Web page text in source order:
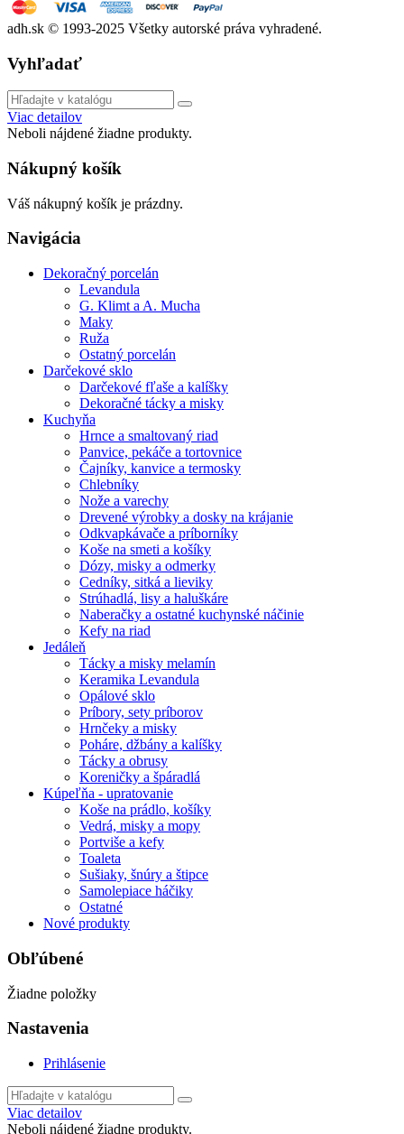
adh.sk © 1993-2025 Všetky autorské práva vyhradené.
Vyhľadať
Viac detailov
Neboli nájdené žiadne produkty.
Nákupný košík
Váš nákupný košík je prázdny.
Navigácia
Dekoračný porcelán
Levandula
G. Klimt a A. Mucha
Maky
Ruža
Ostatný porcelán
Darčekové sklo
Darčekové fľaše a kalíšky
Dekoračné tácky a misky
Kuchyňa
Hrnce a smaltovaný riad
Panvice, pekáče a tortovnice
Čajníky, kanvice a termosky
Chlebníky
Nože a varechy
Drevené výrobky a dosky na krájanie
Odkvapkávače a príborníky
Koše na smeti a košíky
Dózy, misky a odmerky
Cedníky, sitká a lieviky
Strúhadlá, lisy a haluškáre
Naberačky a ostatné kuchynské náčinie
Kefy na riad
Jedáleň
Tácky a misky melamín
Keramika Levandula
Opálové sklo
Príbory, sety príborov
Hrnčeky a misky
Poháre, džbány a kalíšky
Tácky a obrusy
Koreničky a špáradlá
Kúpeľňa - upratovanie
Koše na prádlo, košíky
Vedrá, misky a mopy
Portviše a kefy
Toaleta
Sušiaky, šnúry a štipce
Samolepiace háčiky
Ostatné
Nové produkty
Obľúbené
Žiadne položky
Nastavenia
Prihlásenie
Viac detailov
Neboli nájdené žiadne produkty.